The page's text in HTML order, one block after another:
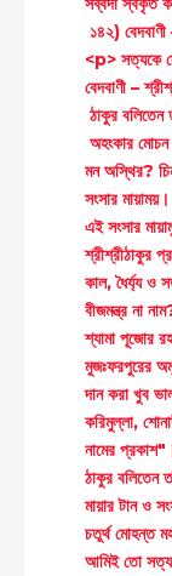
১৪২)
<p> সত্যকে
বেদবাণী –
ঠাকুর বলিতেন
অহংকার মোচন
মন অস্থির?
সংসার
এই সংসার
শ্রীশ্রীঠাকুর
কাল, ধৈর্য্য ও
বীজমন্ত্র না
শ্যামা পূজোর
মুজঃফরপুরের
দান করা খুব
করিমুল্লা,
নামের
ঠাকুর বলিতেন
মায়ার টান ও
চতুর্থ মোহন্ত
আমিই তো